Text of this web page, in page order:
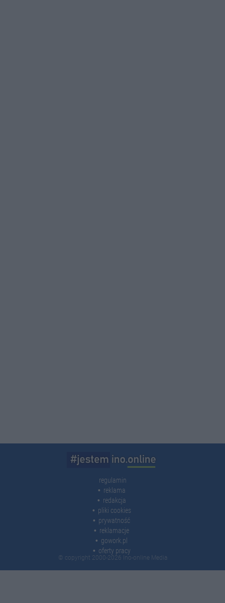
regulamin
reklama
redakcja
pliki cookies
prywatność
reklamacje
gowork.pl
oferty pracy
© copyright 2000-2026 Ino-online Media